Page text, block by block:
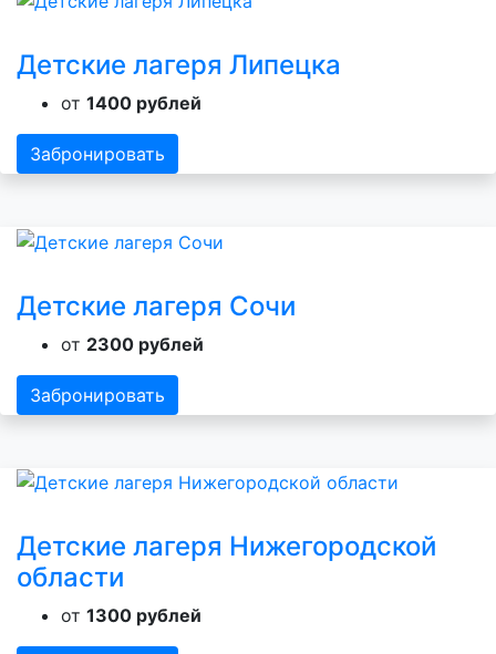
Детские лагеря Липецка
от 1400 рублей
Забронировать
Детские лагеря Сочи
от 2300 рублей
Забронировать
Детские лагеря Нижегородской
области
от 1300 рублей